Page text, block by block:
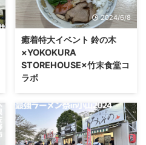
2024/6/8
癒着特大イベント 鈴の木
×YOKOKURA
STOREHOUSE×竹末食堂コ
ラボ